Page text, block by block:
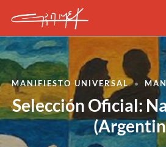
Skip to main content
MANIFIESTO UNIVERSAL
Selección Oficial: